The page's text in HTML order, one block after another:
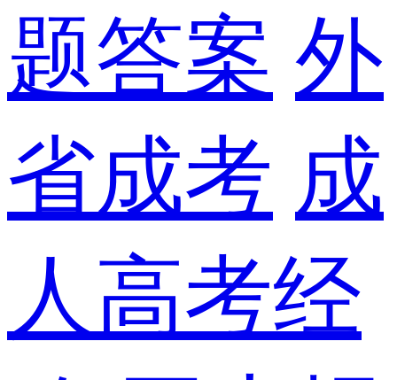
题答案 外
省成考 成
人高考经